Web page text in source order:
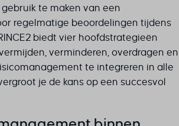
te maken van een
regelmatige beoordelingen tijdens
biedt vier hoofdstrategieën
verminderen, overdragen en
te integreren in alle
je de kans op een succesvol